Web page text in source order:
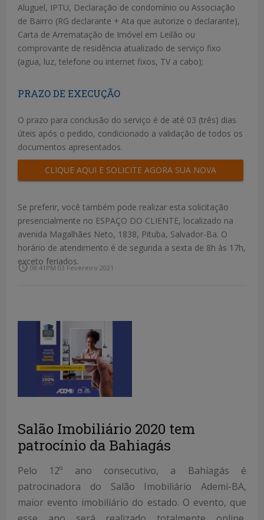
Aluguel, IPTU, Declaração de condomínio ou Associação
de Bairro (RG declarante + Ata que autorize o declarante),
Carta de Arrematação de Imóvel em Leilão ou
comprovante de residência atualizado de serviço fixo
(agua, luz, telefone ou internet fixos, TV a cabo);
PRAZO DE EXECUÇÃO
O prazo para conclusão do serviço é de até 03 (três) dias
úteis após o pedido, condicionado a validação de todos os
documentos apresentados.
CLIQUE AQUI E SOLICITE AGORA SUA NOVA
Se preferir, você também pode realizar esta solicitação
presencialmente no ESPAÇO DO CLIENTE, localizado na
avenida Magalhães Neto, 1838, Pituba, Salvador-Ba. O
horário de atendimento é de segunda a sexta de 8h às 17h,
exceto feriados.
access_time 08:41PM 03 Fevereiro 2021
Salão Imobiliário 2020 tem
patrocínio da Bahiagás
Pelo 12º ano consecutivo, a Bahiagás é
patrocinadora do Salão Imobiliário Ademi-BA,
maior evento imobiliário do estado. O evento, que